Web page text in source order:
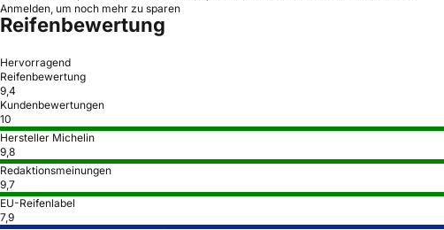
Anmelden, um noch mehr zu sparen
Reifenbewertung
Hervorragend
Reifenbewertung
9,4
Kundenbewertungen
10
Hersteller Michelin
9,8
Redaktionsmeinungen
9,7
EU-Reifenlabel
7,9